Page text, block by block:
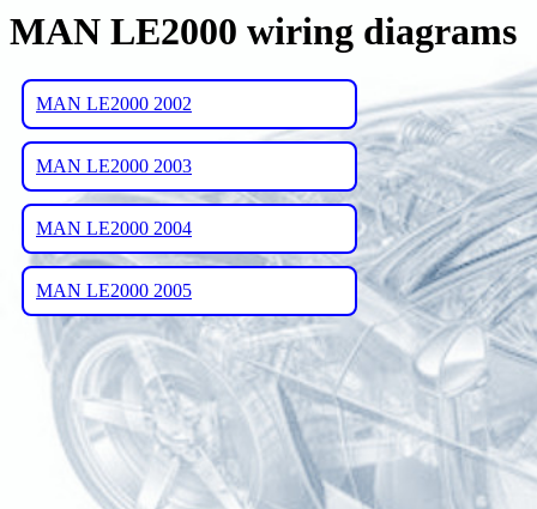
MAN LE2000 wiring diagrams
MAN LE2000 2002
MAN LE2000 2003
MAN LE2000 2004
MAN LE2000 2005